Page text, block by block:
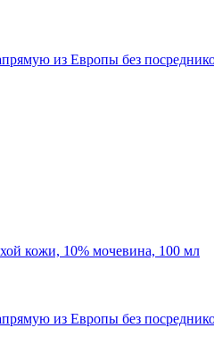
из Европы без
кожи, 10% мочевина, 100 мл
из Европы без